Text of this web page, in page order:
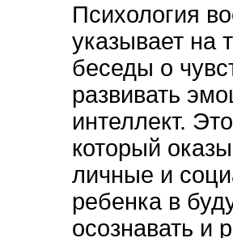
Психология
указывает на
беседы о
развивать
интеллект.
который
личные и
ребенка в
осознавать и